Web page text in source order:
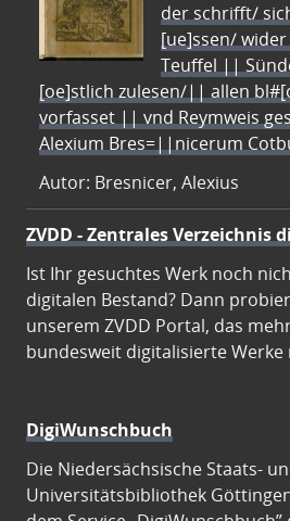
der schrifft/
[ue]ssen/
Teuffel ||
[oe]stlich zulesen/|| allen
vorfasset || vnd Reymweis
Alexium Bres=||nicerum
Autor: Bresnicer, Alexius
ZVDD - Zentrales Verzeichnis
Ist Ihr gesuchtes Werk noch
digitalen Bestand? Dann
unserem ZVDD Portal, das
bundesweit digitalisierte Werke
DigiWunschbuch
Die Niedersächsische Staats-
Universitätsbibliothek